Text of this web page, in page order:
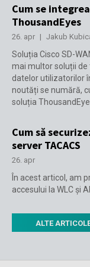
Cum se
ThousandEyes
26. apr | Jakub
Soluția Cisco SD-
mai multor soluții de
datelor utilizatorilor
noutăți se numără,
soluția
Cum să
server TACACS
26. apr
În acest articol, am
accesului la WLC și
ALTE